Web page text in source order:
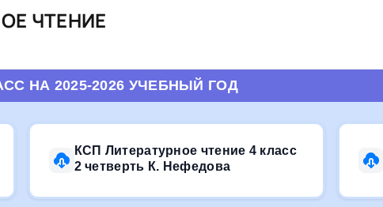
ЧТЕНИЕ
НА 2025-2026 УЧЕБНЫЙ ГОД
КСП Литературное чтение 4 класс
2 четверть К. Нефедова